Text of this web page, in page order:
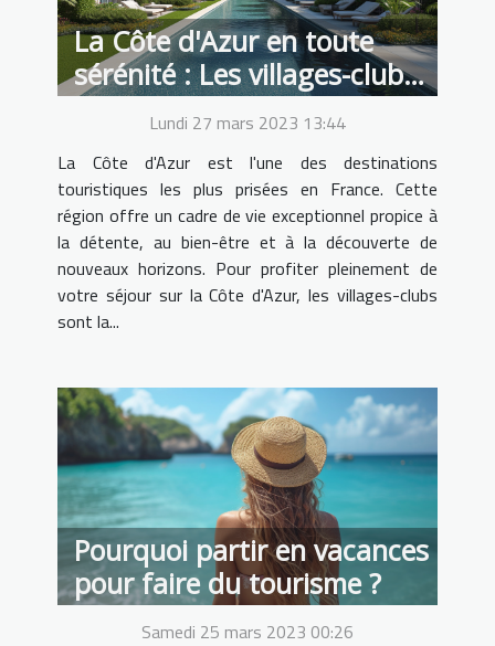
La Côte d'Azur en toute
sérénité : Les villages-clubs,
la solution idéale pour des
vacances réussies
Lundi 27 mars 2023 13:44
La Côte d'Azur est l'une des destinations
touristiques les plus prisées en France. Cette
région offre un cadre de vie exceptionnel propice à
la détente, au bien-être et à la découverte de
nouveaux horizons. Pour profiter pleinement de
votre séjour sur la Côte d'Azur, les villages-clubs
sont la...
Pourquoi partir en vacances
pour faire du tourisme ?
Samedi 25 mars 2023 00:26